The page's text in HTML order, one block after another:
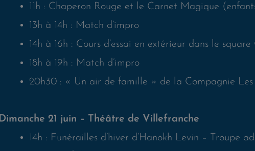
11h : Chaperon Rouge et le Carnet Magique
13h à 14h : Match d’impro
14h à 16h : Cours d’essai en extérieur dans le
18h à 19h : Match d’impro
20h30 : « Un air de famille » de la Compagnie Les
Dimanche 21 juin – Théâtre de Villefranche
14h : Funérailles d’hiver d’Hanokh Levin – Troupe